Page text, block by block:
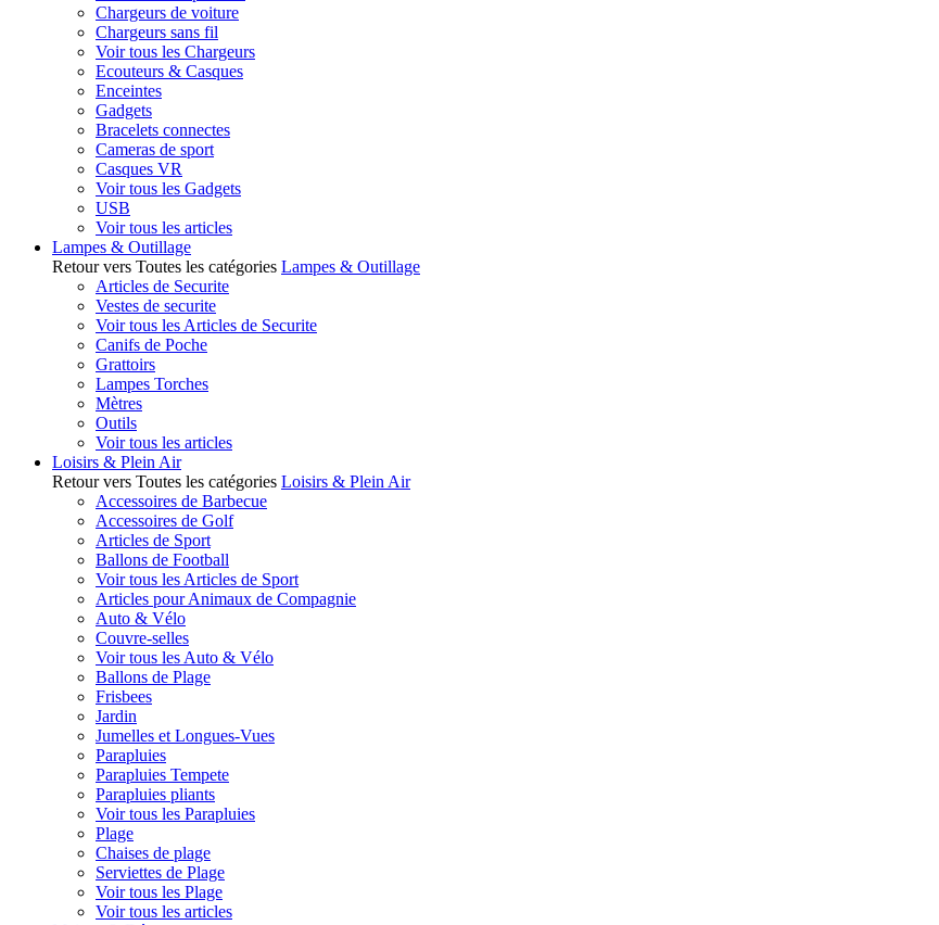
Chargeurs de voiture
Chargeurs sans fil
Voir tous les Chargeurs
Ecouteurs & Casques
Enceintes
Gadgets
Bracelets connectes
Cameras de sport
Casques VR
Voir tous les Gadgets
USB
Voir tous les articles
Lampes & Outillage
Retour vers Toutes les catégories Lampes & Outillage
Articles de Securite
Vestes de securite
Voir tous les Articles de Securite
Canifs de Poche
Grattoirs
Lampes Torches
Mètres
Outils
Voir tous les articles
Loisirs & Plein Air
Retour vers Toutes les catégories Loisirs & Plein Air
Accessoires de Barbecue
Accessoires de Golf
Articles de Sport
Ballons de Football
Voir tous les Articles de Sport
Articles pour Animaux de Compagnie
Auto & Vélo
Couvre-selles
Voir tous les Auto & Vélo
Ballons de Plage
Frisbees
Jardin
Jumelles et Longues-Vues
Parapluies
Parapluies Tempete
Parapluies pliants
Voir tous les Parapluies
Plage
Chaises de plage
Serviettes de Plage
Voir tous les Plage
Voir tous les articles